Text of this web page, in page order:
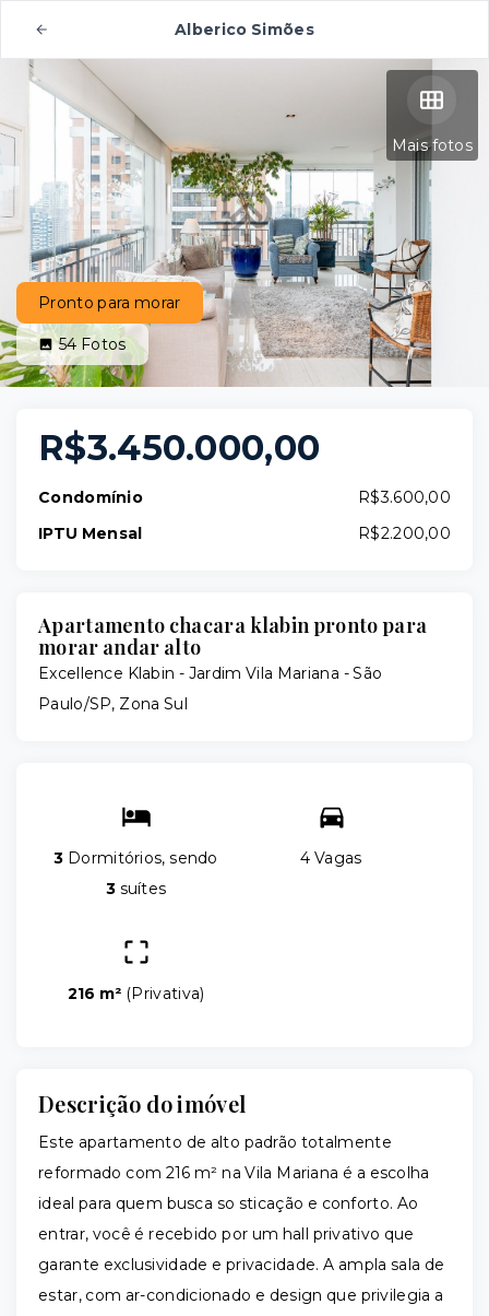
Alberico Simões
Mais fotos
Pronto para morar
54Fotos
R$3.450.000,00
Condomínio
R$3.600,00
IPTU Mensal
R$2.200,00
Apartamento chacara klabin pronto para
morar andar alto
Excellence Klabin - Jardim Vila Mariana - São
Paulo/SP, Zona Sul
3 Dormitórios, sendo
3suítes
4 Vagas
216 m² (Privativa)
Descrição do imóvel
Este apartamento de alto padrão totalmente
reformado com 216 m² na Vila Mariana é a escolha
ideal para quem busca so sticação e conforto. Ao
entrar, você é recebido por um hall privativo que
garante exclusividade e privacidade. A ampla sala de
estar, com ar-condicionado e design que privilegia a